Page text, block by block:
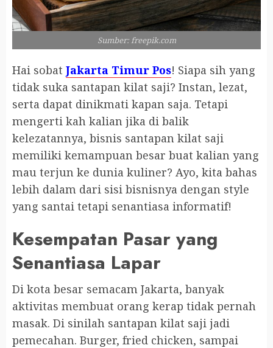
Sumber: freepik.com
Hai sobat Jakarta Timur Pos! Siapa sih yang
tidak suka santapan kilat saji? Instan, lezat,
serta dapat dinikmati kapan saja. Tetapi
mengerti kah kalian jika di balik
kelezatannya, bisnis santapan kilat saji
memiliki kemampuan besar buat kalian yang
mau terjun ke dunia kuliner? Ayo, kita bahas
lebih dalam dari sisi bisnisnya dengan style
yang santai tetapi senantiasa informatif!
Kesempatan Pasar yang
Senantiasa Lapar
Di kota besar semacam Jakarta, banyak
aktivitas membuat orang kerap tidak pernah
masak. Di sinilah santapan kilat saji jadi
pemecahan. Burger, fried chicken, sampai